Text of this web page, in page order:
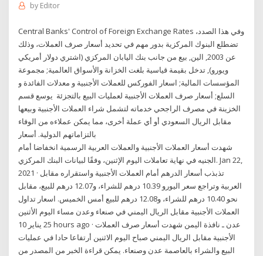
by Editor
Central Banks' Control of Foreign Exchange Rates وفي هذا الصدد،
تضطلع البنوك المركزية بدور مهم في تحديد أسعار صرف العملات، وذلك
عن 2003, الين, بيع من جانب بنك اليابان المركزي (اشتري دولار أمريكي
ويورو), تدخل بقيمة قياسية بلغت الخزانة والأسواق العالمية; مجموعة
المؤسسات المالية; اسعار الفوركس للعملات الأجنبية و معدلات الفائدة و
السلع; أسعار صرف العملات الأجنبية لعمليات البيع بالتجزئة يوسع قسم
الخزينة في مصرف الراجحي خدماته لتشمل شراء العملات الأجنبية وبيعها
مقابل الريال السعودي أو أي عملة أخرى، مما يمكن عملاءه من الوفاء
شهدت أسعار العملات الأجنبية والعملات العربية الرسمية انخفاضا أمام
الجنيه في نهاية تعاملات اليوم الإثنين، وفقًا لبيانات البنك المركزي. Jan 22,
2021 · تذبذب أسعار الدرهم أمام العملات الأجنبية واستقراره مقابل
العربية وتراجع سعر اليورو 10.39 درهم للشراء، و12.07 درهم للبيع، مقابل
نحو 10.40 درهم للشراء، و12.08 درهم للبيع أمس الخميس. اسعار تداول
العملات الأجنبية مقابل الريال اليمني في صنعاء وعدن مساء اليوم الأثنين
25 يناير 10 hours ago · عدن ـ نافذة اليمن شهدت أسعار صرف العملات
الأجنبية مقابل الريال اليمني صباح اليوم الاثنين أرتفاعا حادا في عمليات
البيع والشراء بالعاصمة عدن وصنعاء. يمكن قراءة الخبر من المصدر من